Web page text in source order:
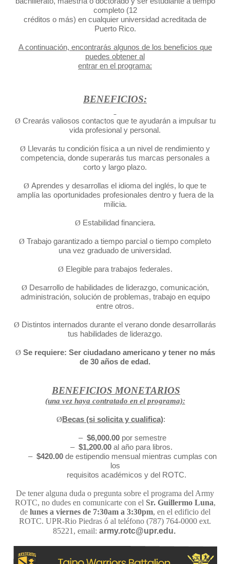
completo (12
créditos o más) en cualquier universidad acreditada de
Puerto Rico.
A continuación, encontrarás algunos de los beneficios que
puedes obtener al
entrar en el programa:
BENEFICIOS:
Ø Crearás valiosos contactos que te ayudarán a impulsar tu
vida profesional y personal.
Ø Llevarás tu condición física a un nivel de rendimiento y
competencia, donde superarás tus marcas personales a
corto y largo plazo.
Ø Aprendes y desarrollas el idioma del inglés, lo que te
amplía las oportunidades profesionales dentro y fuera de la
milicia.
Ø Estabilidad financiera.
Ø Trabajo garantizado a tiempo parcial o tiempo completo
una vez graduado de universidad.
Ø Elegible para trabajos federales.
Ø Desarrollo de habilidades de liderazgo, comunicación,
administración, solución de problemas, trabajo en equipo
entre otros.
Ø Distintos internados durante el verano donde desarrollarás
tus habilidades de liderazgo.
Ø Se requiere: Ser ciudadano americano y tener no más
de 30 años de edad.
BENEFICIOS MONETARIOS
(una vez haya contratado en el programa):
ØBecas (si solicita y cualifica):
– $6,000.00por semestre
– $1,200.00al año para libros.
– $420.00 de estipendio mensual mientras cumplas con
los
requisitos académicos y del ROTC.
De tener alguna duda o pregunta sobre el programa del Army
ROTC, no dudes en comunicarte con el Sr. Guillermo Luna,
de lunes a viernes de 7:30am a 3:30pm, en el edificio del
ROTC. UPR-Rio Piedras ó al teléfono (787) 764-0000 ext.
85221, email: army.rotc@upr.edu.